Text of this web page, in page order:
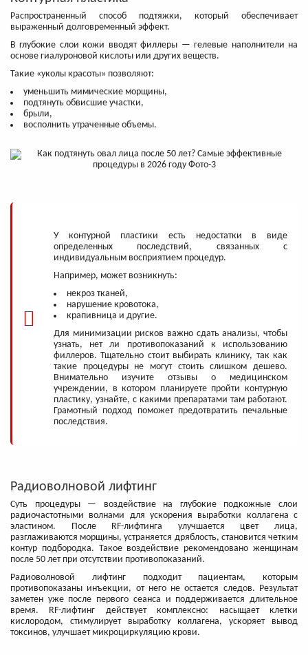
Распространенный способ подтяжки, который обеспечивает
выраженный долговременный эффект.
В глубокие слои кожи вводят филлеры — гелевые наполнители на
основе гиалуроновой кислоты или других веществ.
Такие «уколы красоты» позволяют:
уменьшить мимические морщины,
подтянуть обвисшие участки,
брыли,
восполнить утраченные объемы.
У контурной пластики есть недостатки в виде
определенных последствий, связанных с
индивидуальным восприятием процедур.
Например, может возникнуть:
некроз тканей,
нарушение кровотока,
крапивница и другие.
Для минимизации рисков важно сдать анализы, чтобы
узнать, нет ли противопоказаний к использованию
филлеров. Тщательно стоит выбирать клинику, так как
такие процедуры не могут стоить слишком дешево.
Внимательно изучите отзывы о медицинском
учреждении, в котором планируете пройти контурную
пластику, узнайте, с какими препаратами там работают.
Грамотный подход поможет предотвратить печальные
последствия.
Радиоволновой лифтинг
Суть процедуры — воздействие на глубокие подкожные слои
радиочастотными волнами для ускорения выработки коллагена с
эластином. После RF-лифтинга улучшается цвет лица,
разглаживаются морщины, устраняется дряблость, становится четким
контур подбородка. Такое воздействие рекомендовано женщинам
после 50 лет при отсутствии противопоказаний.
Радиоволновой лифтинг подходит пациентам, которым
противопоказаны инъекции, от него не остается следов. Результат
заметен уже после первого сеанса и поддерживается длительное
время. RF-лифтинг действует комплексно: насыщает клетки
кислородом, стимулирует выработку коллагена, ускоряет вывод
токсинов, улучшает микроциркуляцию крови.